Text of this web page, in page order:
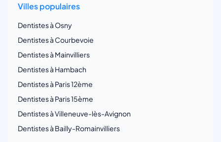
Villes populaires
Dentistes à Osny
Dentistes à Courbevoie
Dentistes à Mainvilliers
Dentistes à Hambach
Dentistes à Paris 12ème
Dentistes à Paris 15ème
Dentistes à Villeneuve-lès-Avignon
Dentistes à Bailly-Romainvilliers